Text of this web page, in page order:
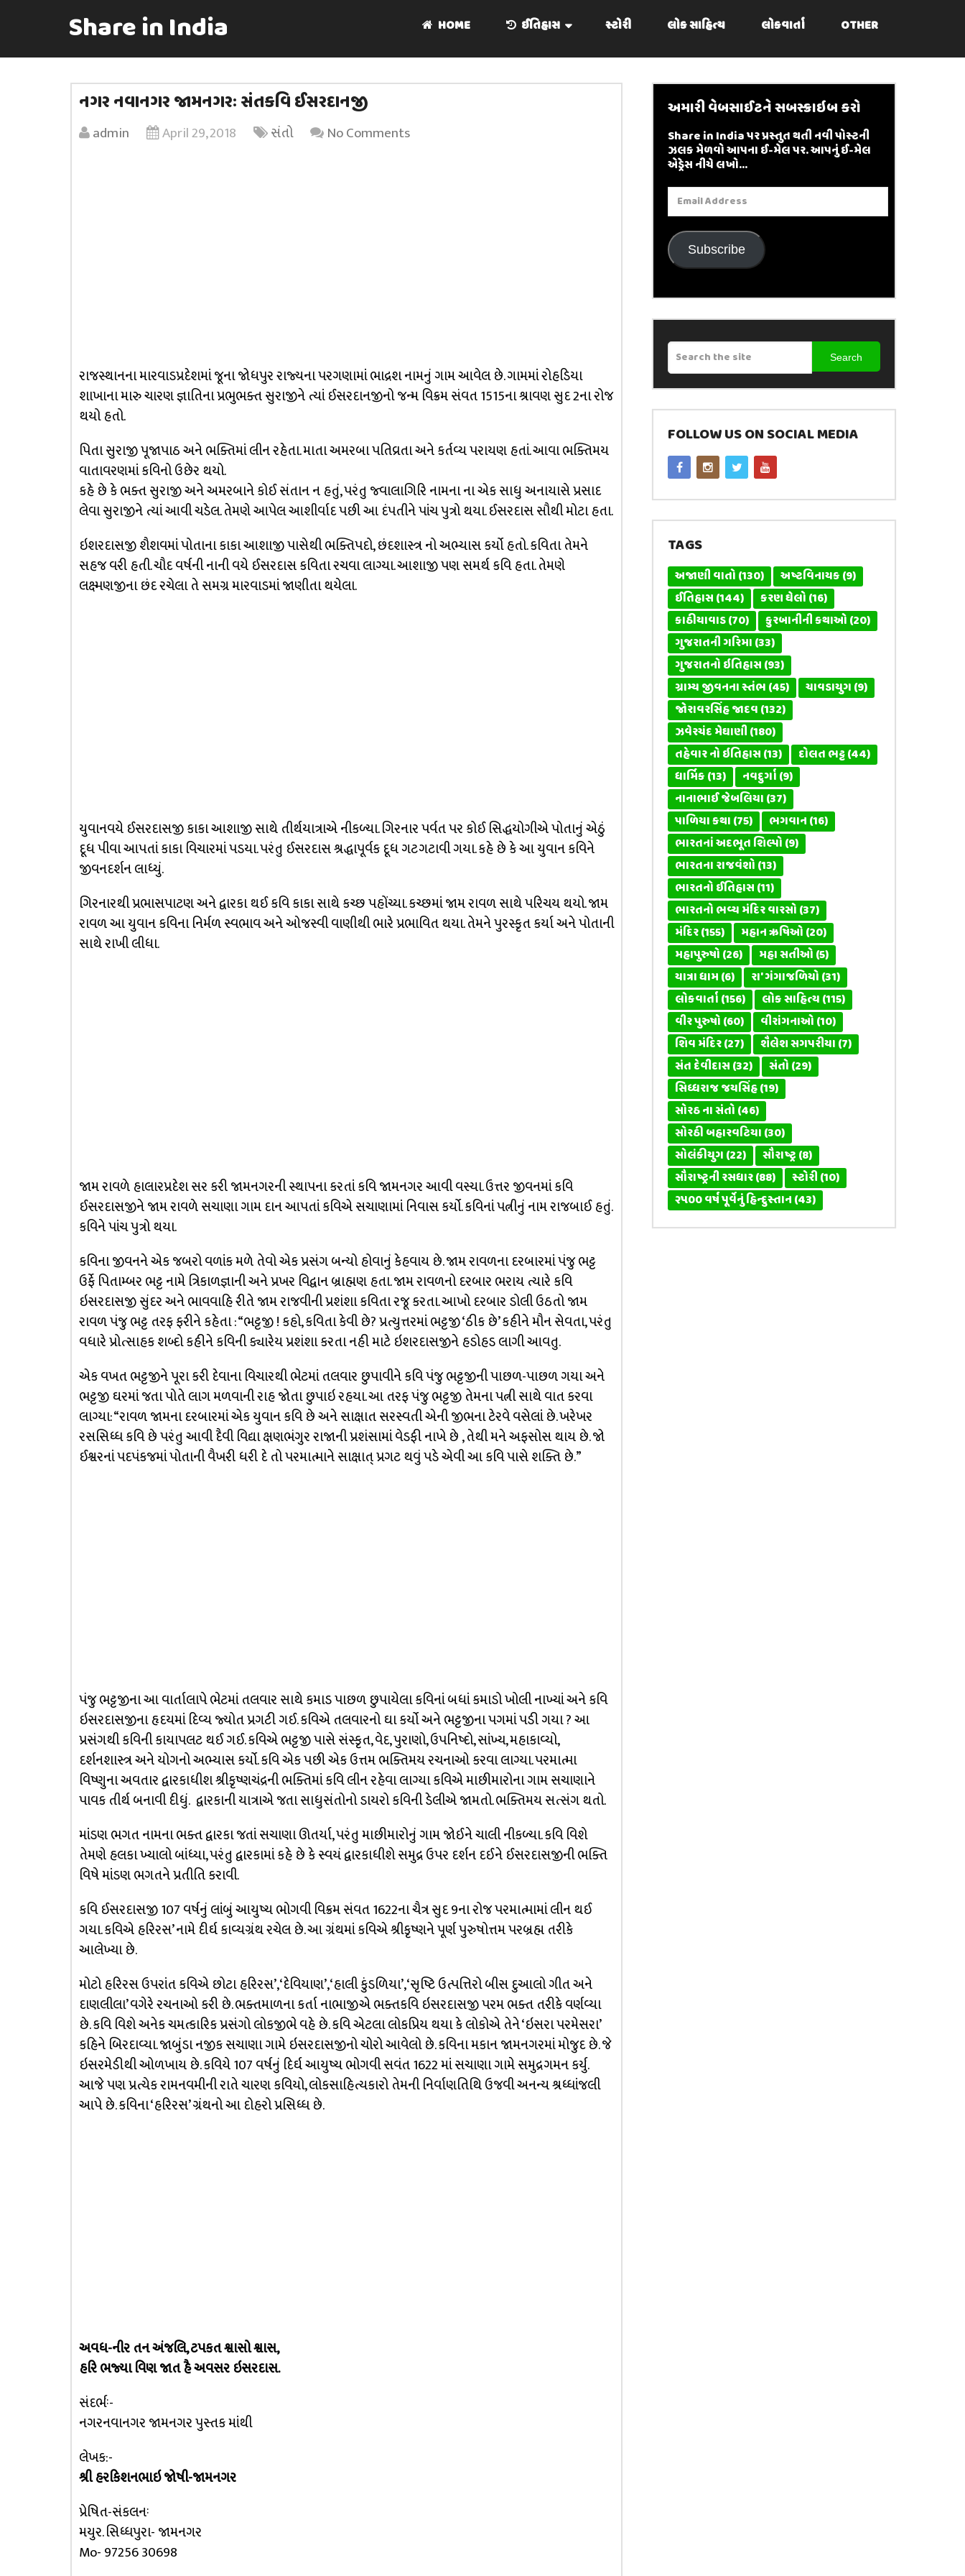
Share in India HOME ઈતિહાસ સ્ટોરી લોક સાહિત્ય લોકવાર્તા OTHER
નગર નવાનગર જામનગરઃ સંતકવિ ઈસરદાનજી
admin April 29, 2018 સંતો No Comments
રાજસ્થાનના મારવાડપ્રદેશમાં જૂના જોધપુર રાજ્યના પરગણામાં ભાદ્રશ નામનું ગામ આવેલ છે. ગામમાં રોહડિયા
શાખાના મારુ ચારણ જ્ઞાતિના પ્રભુભક્ત સુરાજીને ત્યાં ઈસરદાનજીનો જન્મ વિક્રમ સંવત 1515ના શ્રાવણ સુદ 2ના રોજ
થયો હતો.
પિતા સુરાજી પૂજાપાઠ અને ભક્તિમાં લીન રહેતા. માતા અમરબા પતિવ્રતા અને કર્તવ્ય પરાયણ હતાં. આવા ભક્તિમય
વાતાવરણમાં કવિનો ઉછેર થયો.
કહે છે કે ભક્ત સુરાજી અને અમરબાને કોઈ સંતાન ન હતું, પરંતુ જ્વાલાગિરિ નામના ના એક સાધુ અનાયાસે પ્રસાદ
લેવા સુરાજીને ત્યાં આવી ચડેલ. તેમણે આપેલ આશીર્વાદ પછી આ દંપતીને પાંચ પુત્રો થયા. ઈસરદાસ સૌથી મોટા હતા.
ઇશરદાસજી શૈશવમાં પોતાના કાકા આશાજી પાસેથી ભક્તિપદો, છંદશાસ્ત્ર નો અભ્યાસ કર્યો હતો. કવિતા તેમને
સહજ વરી હતી. ચૌદ વર્ષની નાની વયે ઈસરદાસ કવિતા રચવા લાગ્યા. આશાજી પણ સમર્થ કવિ હતા. તેમણે
લક્ષ્મણજીના છંદ રચેલા તે સમગ્ર મારવાડમાં જાણીતા થયેલા.
યુવાનવયે ઈસરદાસજી કાકા આશાજી સાથે તીર્થયાત્રાએ નીકળ્યા. ગિરનાર પર્વત પર કોઈ સિદ્ધયોગીએ પોતાનું એઠું
દૂધ પીવા આપતાં કાકા વિચારમાં પડયા. પરંતુ ઈસરદાસ શ્રદ્ધાપૂર્વક દૂધ ગટગટાવી ગયા. કહે છે કે આ યુવાન કવિને
જીવનદર્શન લાધ્યું.
ગિરનારથી પ્રભાસપાટણ અને દ્વારકા થઈ કવિ કાકા સાથે કચ્છ પહોંચ્યા. કચ્છમાં જામ રાવળ સાથે પરિચય થયો. જામ
રાવળ આ યુવાન કવિના નિર્મળ સ્વભાવ અને ઓજસ્વી વાણીથી ભારે પ્રભાવિત થયા. તેમને પુરસ્કૃત કર્યા અને પોતાની
સાથે રાખી લીધા.
જામ રાવળે હાલારપ્રદેશ સર કરી જામનગરની સ્થાપના કરતાં કવિ જામનગર આવી વસ્યા. ઉત્તર જીવનમાં કવિ
ઈસરદાસજીને જામ રાવળે સચાણા ગામ દાન આપતાં કવિએ સચાણામાં નિવાસ કર્યો. કવિનાં પત્નીનું નામ રાજબાઈ હતું.
કવિને પાંચ પુત્રો થયા.
કવિના જીવનને એક જબરો વળાંક મળે તેવો એક પ્રસંગ બન્યો હોવાનું કેહવાય છે. જામ રાવળના દરબારમાં પંજુ ભટ્ટ
ઉર્ફે પિતામ્બર ભટ્ટ નામે ત્રિકાળજ્ઞાની અને પ્રખર વિદ્વાન બ્રાહ્મણ હતા. જામ રાવળનો દરબાર ભરાય ત્યારે કવિ
ઇસરદાસજી સુંદર અને ભાવવાહિ રીતે જામ રાજવીની પ્રશંશા કવિતા રજૂ કરતા. આખો દરબાર ડોલી ઉઠતો જામ
રાવળ પંજુ ભટ્ટ તરફ ફરીને કહેતા : “ભટ્ટજી ! કહો, કવિતા કેવી છે? પ્રત્યુત્તરમાં ભટ્ટજી ‘ઠીક છે’ કહીને મૌન સેવતા, પરંતુ
વધારે પ્રોત્સાહક શબ્દો કહીને કવિની ક્યારેય પ્રશંશા કરતા નહી માટે ઇશરદાસજીને હડોહડ લાગી આવતુ.
એક વખત ભટ્ટજીને પૂરા કરી દેવાના વિચારથી ભેટમાં તલવાર છુપાવીને કવિ પંજુ ભટ્ટજીની પાછળ-પાછળ ગયા અને
ભટ્ટજી ઘરમાં જતા પોતે લાગ મળવાની રાહ જોતા છુપાઇ રહયા. આ તરફ પંજુ ભટ્ટજી તેમના પત્ની સાથે વાત કરવા
લાગ્યા: “રાવળ જામના દરબારમાં એક યુવાન કવિ છે અને સાક્ષાત સરસ્વતી એની જીભના ટેરવે વસેલાં છે. ખરેખર
રસસિધ્ધ કવિ છે પરંતુ આવી દૈવી વિદ્યા ક્ષણભંગુર રાજાની પ્રશંસામાં વેડફી નાખે છે , તેથી મને અફસોસ થાય છે. જો
ઈશ્વરનાં પદપંકજમાં પોતાની વૈખરી ધરી દે તો પરમાત્માને સાક્ષાત્ પ્રગટ થવું પડે એવી આ કવિ પાસે શક્તિ છે.”
પંજુ ભટ્ટજીના આ વાર્તાલાપે ભેટમાં તલવાર સાથે કમાડ પાછળ છુપાયેલા કવિનાં બધાં કમાડો ખોલી નાખ્યાં અને કવિ
ઇસરદાસજીના હૃદયમાં દિવ્ય જ્યોત પ્રગટી ગઈ. કવિએ તલવારનો ઘા કર્યો અને ભટ્ટજીના પગમાં પડી ગયા ? આ
પ્રસંગથી કવિની કાયાપલટ થઈ ગઈ. કવિએ ભટ્ટજી પાસે સંસ્કૃત, વેદ, પુરાણો, ઉપનિષ્દો, સાંખ્ય, મહાકાવ્યો,
દર્શનશાસ્ત્ર અને યોગનો અભ્યાસ કર્યો. કવિ એક પછી એક ઉત્તમ ભક્તિમય રચનાઓ કરવા લાગ્યા. પરમાત્મા
વિષ્ણુના અવતાર દ્વારકાધીશ શ્રીકૃષ્ણચંદ્રની ભક્તિમાં કવિ લીન રહેવા લાગ્યા કવિએ માછીમારોના ગામ સચાણાને
પાવક તીર્થ બનાવી દીધું. દ્વારકાની યાત્રાએ જતા સાધુસંતોનો ડાયરો કવિની ડેલીએ જામતો. ભક્તિમય સત્સંગ થતો.
માંડણ ભગત નામના ભક્ત દ્વારકા જતાં સચાણા ઊતર્યા, પરંતુ માછીમારોનું ગામ જોઈને ચાલી નીકળ્યા. કવિ વિશે
તેમણે હલકા ખ્યાલો બાંધ્યા, પરંતુ દ્વારકામાં કહે છે કે સ્વયં દ્વારકાધીશે સમુદ્ર ઉપર દર્શન દઈને ઈસરદાસજીની ભક્તિ
વિષે માંડણ ભગતને પ્રતીતિ કરાવી.
કવિ ઈસરદાસજી 107 વર્ષનું લાંબું આયુષ્ય ભોગવી વિક્રમ સંવત 1622ના ચૈત્ર સુદ 9ના રોજ પરમાત્મામાં લીન થઈ
ગયા. કવિએ હરિરસ’ નામે દીર્ઘ કાવ્યગ્રંથ રચેલ છે. આ ગ્રંથમાં કવિએ શ્રીકૃષ્ણને પૂર્ણ પુરુષોત્તમ પરબ્રહ્મ તરીકે
આલેખ્યા છે.
મોટો હરિરસ ઉપરાંત કવિએ છોટા હરિરસ’, ‘દેવિયાણ’, ‘હાલી કુંડળિયા’, ‘સૃષ્ટિ ઉત્પત્તિરો બીસ દુઆલો ગીત અને
દાણલીલા’ વગેરે રચનાઓ કરી છે. ભક્તમાળના કર્તા નાભાજીએ ભક્તકવિ ઇસરદાસજી પરમ ભક્ત તરીકે વર્ણવ્યા
છે. કવિ વિશે અનેક ચમત્કારિક પ્રસંગો લોકજીભે વહે છે. કવિ એટલા લોકપ્રિય થયા કે લોકોએ તેને ‘ઇસરા પરમેસરા’
કહિને બિરદાવ્યા. જાબુંડા નજીક સચાણા ગામે ઇસરદાસજીનો ચોરો આવેલો છે. કવિના મકાન જામનગરમાં મોજુદ છે. જે
ઇસરમેડીથી ઓળખાય છે. કવિયે 107 વર્ષનું દિર્ઘ આયુષ્ય ભોગવી સવંત 1622 માં સચાણા ગામે સમુદ્રગમન કર્યુ.
આજે પણ પ્રત્યેક રામનવમીની રાતે ચારણ કવિયો, લોકસાહિત્યકારો તેમની નિર્વાણતિથિ ઉજવી અનન્ય શ્રધ્ધાંજલી
આપે છે. કવિના ‘હરિરસ’ ગ્રંથનો આ દોહરો પ્રસિધ્ધ છે.
અવધ-નીર તન અંજલિ, ટપકત શ્વાસો શ્વાસ,
હરિ ભજ્યા વિણ જાત હૈ અવસર ઇસરદાસ.
સંદર્ભઃ-
નગરનવાનગર જામનગર પુસ્તક માંથી
લેખક:-
શ્રી હરકિશનભાઇ જોષી-જામનગર
પ્રેષિત-સંકલનઃ
મયુર. સિધ્ધપુરા- જામનગર
Mo- 97256 30698
અમારી વેબસાઈટને સબસ્ક્રાઇબ કરો
Share in India પર પ્રસ્તુત થતી નવી પોસ્ટની
ઝલક મેળવો આપના ઈ-મેલ પર. આપનું ઈ-મેલ
એડ્રેસ નીચે લખો...
Email
Address
Subscribe
Search
FOLLOW US ON SOCIAL MEDIA
TAGS
અજાણી વાતો(130) અષ્ટવિનાયક(9)
ઈતિહાસ(144) કરણ ઘેલો(16)
કાઠીયાવાડ(70) કુરબાનીની કથાઓ(20)
ગુજરાતની ગરિમા(33)
ગુજરાતનો ઇતિહાસ(93)
ગ્રામ્ય જીવનના સ્તંભ(45) ચાવડાયુગ(9)
જોરાવરસિંહ જાદવ(132)
ઝવેરચંદ મેઘાણી(180)
તહેવાર નો ઇતિહાસ(13) દોલત ભટ્ટ(44)
ધાર્મિક(13) નવદુર્ગા(9)
નાનાભાઈ જેબલિયા(37)
પાળિયા કથા(75) ભગવાન(16)
ભારતનાં અદભૂત શિલ્પો(9)
ભારતના રાજવંશો(13)
ભારતનો ઈતિહાસ(11)
ભારતનો ભવ્ય મંદિર વારસો(37)
મંદિર(155) મહાન ઋષિઓ(20)
મહાપુરુષો(26) મહા સતીઓ(5)
યાત્રા ધામ(6) રા' ગંગાજળિયો(31)
લોકવાર્તા(156) લોક સાહિત્ય(115)
વીર પુરુષો(60) વીરાંગનાઓ(10)
શિવ મંદિર(27) શૈલેશ સગપરીયા(7)
સંત દેવીદાસ(32) સંતો(29)
સિધ્ધરાજ જયસિંહ(19)
સોરઠ ના સંતો(46)
સોરઠી બહારવટિયા(30)
સોલંકીયુગ(22) સૌરાષ્ટ્ર(8)
સૌરાષ્ટ્રની રસધાર(88) સ્ટોરી(10)
૨૫૦૦ વર્ષ પૂર્વેનું હિન્દુસ્તાન(43)